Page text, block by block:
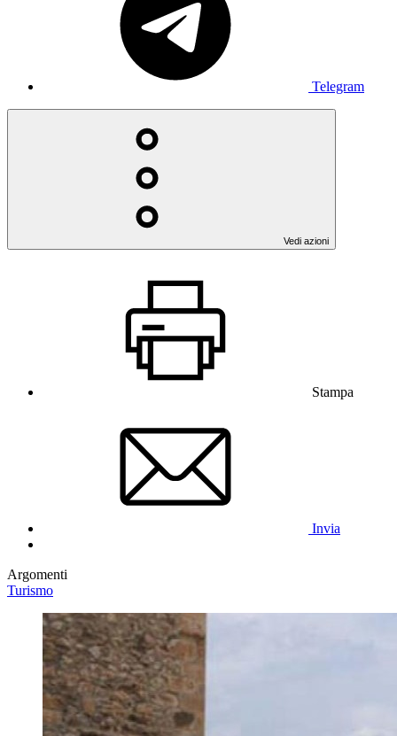
Telegram
Vedi azioni
Stampa
Invia
Argomenti
Turismo